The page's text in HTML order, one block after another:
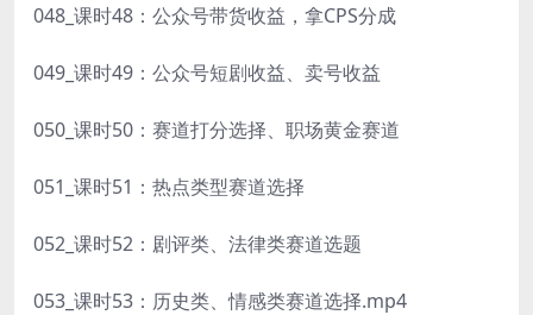
048_课时48：公众号带货收益，拿CPS分成
049_课时49：公众号短剧收益、卖号收益
050_课时50：赛道打分选择、职场黄金赛道
051_课时51：热点类型赛道选择
052_课时52：剧评类、法律类赛道选题
053_课时53：历史类、情感类赛道选择.mp4